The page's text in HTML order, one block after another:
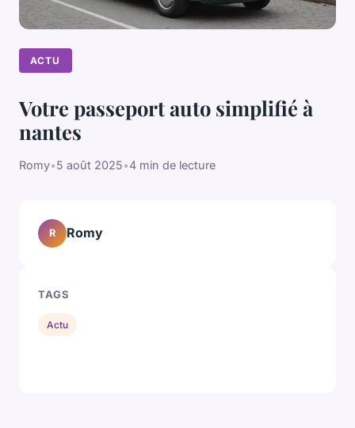
ACTU
Votre passeport auto simplifié à
nantes
Romy•5 août 2025•4 min de lecture
R Romy
TAGS
Actu